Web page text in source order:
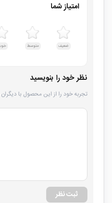
امتیاز شما
ضعیف متوسط
نظر خود را بنویسید
تجربه خود را از این محصول با
ثبت نظر